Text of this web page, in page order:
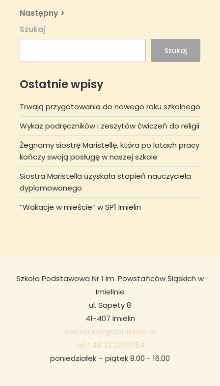
Next
Post
Następny >
Szukaj
Szukaj
Ostatnie wpisy
Trwają przygotowania do nowego roku szkolnego
Wykaz podręczników i zeszytów ćwiczeń do religii
Żegnamy siostrę Maristellę, która po latach pracy
kończy swoją posługę w naszej szkole
Siostra Maristella uzyskała stopień nauczyciela
dyplomowanego
“Wakacje w mieście” w SP1 Imielin
Szkoła Podstawowa Nr 1 im. Powstańców Śląskich w
Imielinie
ul. Sapety 8
41-407 Imielin
sekretariat@sp1.imielin.pl
tel:+48 32 2256054
poniedziałek – piątek 8.00 - 16.00